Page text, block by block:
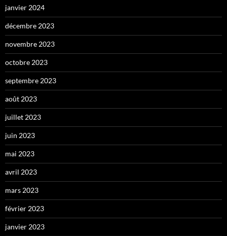
janvier 2024
décembre 2023
novembre 2023
octobre 2023
septembre 2023
août 2023
juillet 2023
juin 2023
mai 2023
avril 2023
mars 2023
février 2023
janvier 2023